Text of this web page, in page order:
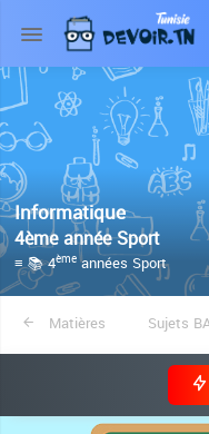
Informatique
4ème année Sport
≡ 📚 4èmeannées Sport
Matières Sujets